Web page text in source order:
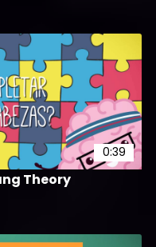
0:39
Theory